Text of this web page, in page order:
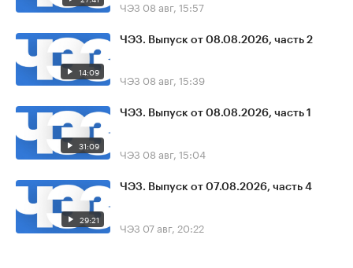
ЧЭЗ 08 авг, 15:57
14:09
ЧЭЗ. Выпуск от 08.08.2026, часть 2
ЧЭЗ 08 авг, 15:39
31:09
ЧЭЗ. Выпуск от 08.08.2026, часть 1
ЧЭЗ 08 авг, 15:04
29:21
ЧЭЗ. Выпуск от 07.08.2026, часть 4
ЧЭЗ 07 авг, 20:22